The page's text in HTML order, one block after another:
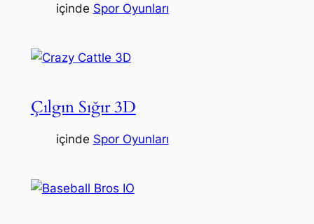
içinde Spor Oyunları
Çılgın Sığır 3D
içinde Spor Oyunları